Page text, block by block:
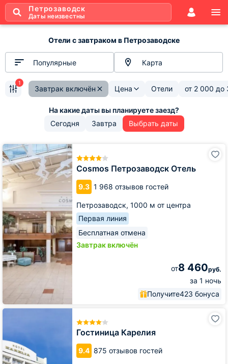
Петрозаводск
Даты неизвестны
Отели с завтраком в Петрозаводске
Популярные Карта
Завтрак включён Цена Отели от 2 000 до
1
Сегодня Завтра Выбрать даты
Cosmos Петрозаводск Отель
9.3 1 968 отзывов гостей
Петрозаводск, 1000 м от центра
Первая линия
Бесплатная отмена
Завтрак включён
от8 460руб.
за 1 ночь
Получите423 бонуса
Cosmos
Петрозаводск
Отель
Гостиница Карелия
9.4 875 отзывов гостей
Гостиница